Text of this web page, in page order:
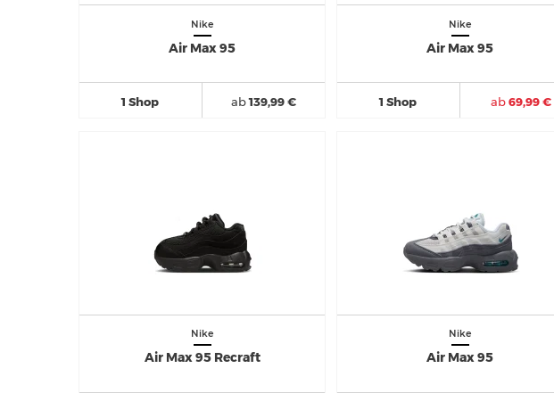
Nike
Air Max 95
1 Shop ab139,99 €
Nike
Air Max 95
1 Shop ab69,99 €
Nike
Air Max 95 Recraft
Nike
Air Max 95